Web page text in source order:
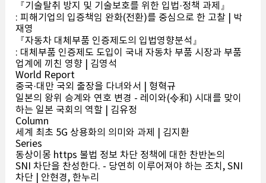
『기술탈취 방지 및 기술보호를 위한 입법·정책 과제』
: 피해기업의 입증책임 완화(전환)를 중심으로 한 고찰 | 박
재영
『자동차 대체부품 인증제도의 입법영향분석』
: 대체부품 인증제도 도입이 국내 자동차 부품 시장과 부품
업계에 끼친 영향 | 김영석
World Report
중국·대만 국외 출장을 다녀와서 | 형혁규
일본의 왕위 승계와 연호 변경 - 레이와(令和) 시대를 맞이
하는 일본 국회의 역할 | 김유정
Column
세계 최초 5G 상용화의 의미와 과제 | 김지환
Series
동상이몽 https 불법 정보 차단 정책에 대한 찬반논의
SNI 차단을 찬성한다. - 당연히 이루어져야 하는 조치, SNI
차단 | 안현경, 한누리